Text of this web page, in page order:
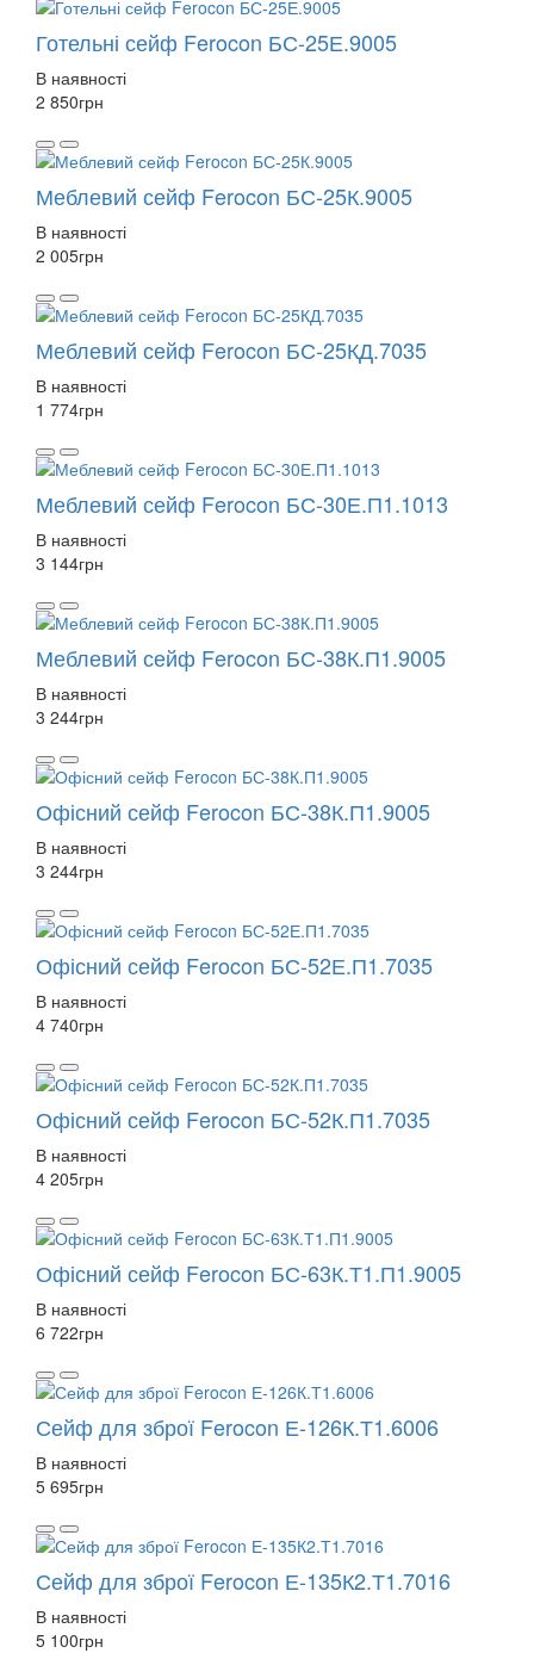
Готельні сейф Ferocon БС-25Е.9005
В наявності
2 850грн
Меблевий сейф Ferocon БС-25К.9005
В наявності
2 005грн
Меблевий сейф Ferocon БС-25КД.7035
В наявності
1 774грн
Меблевий сейф Ferocon БС-30Е.П1.1013
В наявності
3 144грн
Меблевий сейф Ferocon БС-38К.П1.9005
В наявності
3 244грн
Офісний сейф Ferocon БС-38К.П1.9005
В наявності
3 244грн
Офісний сейф Ferocon БС-52Е.П1.7035
В наявності
4 740грн
Офісний сейф Ferocon БС-52К.П1.7035
В наявності
4 205грн
Офісний сейф Ferocon БС-63К.Т1.П1.9005
В наявності
6 722грн
Сейф для зброї Ferocon Е-126К.Т1.6006
В наявності
5 695грн
Сейф для зброї Ferocon Е-135К2.Т1.7016
В наявності
5 100грн